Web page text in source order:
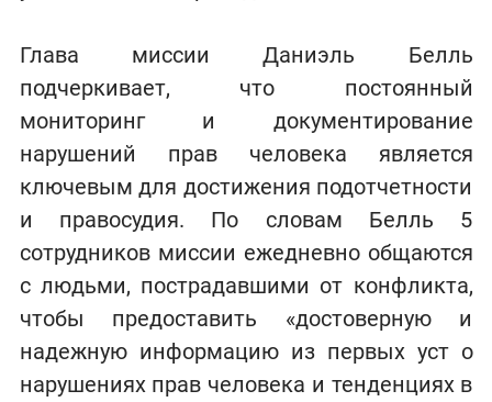
Глава миссии Даниэль Белль
подчеркивает, что постоянный
мониторинг и документирование
нарушений прав человека является
ключевым для достижения подотчетности
и правосудия. По словам Белль 5
сотрудников миссии ежедневно общаются
с людьми, пострадавшими от конфликта,
чтобы предоставить «достоверную и
надежную информацию из первых уст о
нарушениях прав человека и тенденциях в